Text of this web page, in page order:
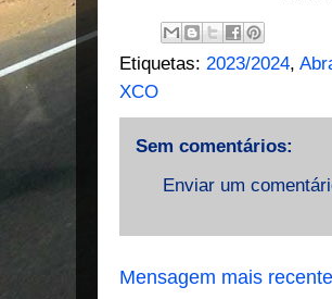
Etiquetas: 2023/2024,
XCO
Sem comentários:
Enviar um
Mensagem mais recente